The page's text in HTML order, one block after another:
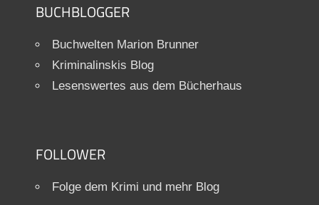
BUCHBLOGGER
Buchwelten Marion Brunner
Kriminalinskis Blog
Lesenswertes aus dem Bücherhaus
FOLLOWER
Folge dem Krimi und mehr Blog